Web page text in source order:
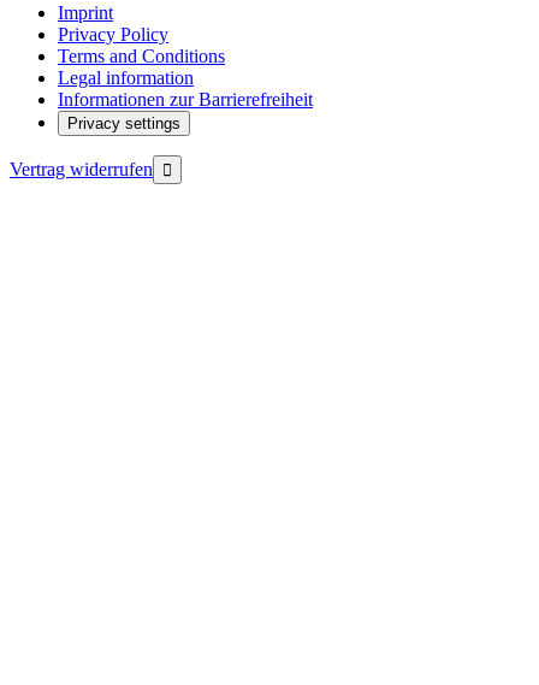
Imprint
Privacy Policy
Terms and Conditions
Legal information
Informationen zur Barrierefreiheit
Privacy settings
Vertrag widerrufen 